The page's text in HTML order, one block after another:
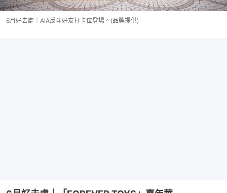
6月好去處｜AIA反斗好友打卡位登場。(品牌提供)